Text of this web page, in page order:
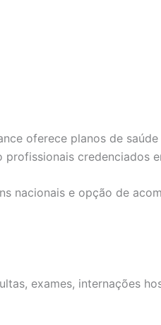
oferece planos de
credenciados
nacionais e opção de
exames, internações